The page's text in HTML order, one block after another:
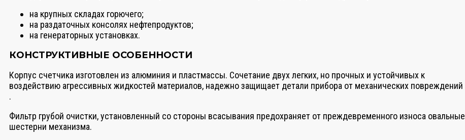
на крупных складах горючего;
на раздаточных консолях нефтепродуктов;
на генераторных установках.​
КОНСТРУКТИВНЫЕ ОСОБЕННОСТИ
Корпус счетчика изготовлен из алюминия и пластмассы. Сочетание двух легких, но прочных и устойчивых к
воздействию агрессивных жидкостей материалов, надежно защищает детали прибора от механических повреждений
.
Фильтр грубой очистки, установленный со стороны всасывания предохраняет от преждевременного износа овальные
шестерни механизма.